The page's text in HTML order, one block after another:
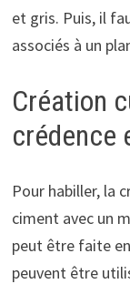
et gris. Puis, il
associés à un
Création
crédence
Pour habiller, la
ciment avec un
peut être faite
peuvent être